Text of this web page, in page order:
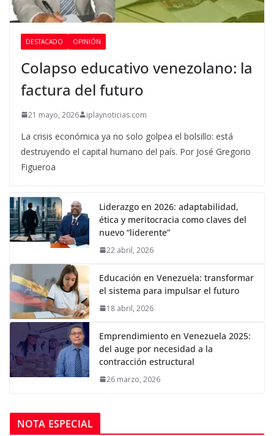
DESTACADO OPINIÓN
Colapso educativo venezolano: la
factura del futuro
21 mayo, 2026 iplaynoticias.com
La crisis económica ya no solo golpea el bolsillo: está
destruyendo el capital humano del país. Por José Gregorio
Figueroa
Liderazgo en 2026: adaptabilidad,
ética y meritocracia como claves del
nuevo “liderente”
22 abril, 2026
Educación en Venezuela: transformar
el sistema para impulsar el futuro
18 abril, 2026
Emprendimiento en Venezuela 2025:
del auge por necesidad a la
contracción estructural
26 marzo, 2026
NOTA ESPECIAL